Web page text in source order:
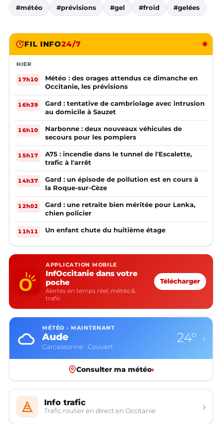
#météo #prévisions #gel #froid #gelées
FIL INFO24/7
HIER
17h10
Météo : des orages attendus ce dimanche en
Occitanie, les prévisions
16h39
Gard : tentative de cambriolage avec intrusion
au domicile à Sauzet
16h10
Narbonne : deux nouveaux véhicules de
secours pour les pompiers
15h17
A75 : incendie dans le tunnel de l'Escalette,
trafic à l'arrêt
14h37
Gard : un épisode de pollution est en cours à
la Roque-sur-Cèze
12h02
Gard : une retraite bien méritée pour Lenka,
chien policier
11h11 Un enfant chute du huitième étage
APPLICATION MOBILE
InfOccitanie dans votre
poche
Alertes en temps réel, météo &
trafic
Télécharger
MÉTÉO · MAINTENANT
Aude
Carcassonne · Couvert
24° ›
Consulter ma météo›
Info trafic
Trafic routier en direct en Occitanie ›